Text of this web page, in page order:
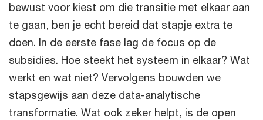
bewust voor kiest om die transitie met elkaar aan
te gaan, ben je echt bereid dat stapje extra te
doen. In de eerste fase lag de focus op de
subsidies. Hoe steekt het systeem in elkaar? Wat
werkt en wat niet? Vervolgens bouwden we
stapsgewijs aan deze data-analytische
transformatie. Wat ook zeker helpt, is de open